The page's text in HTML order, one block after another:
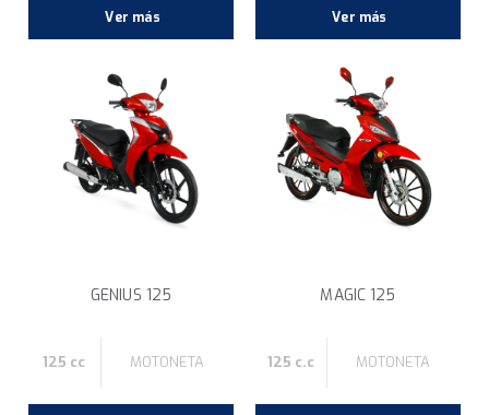
Ver más Ver más
GENIUS 125
125 cc MOTONETA
MAGIC 125
125 c.c MOTONETA